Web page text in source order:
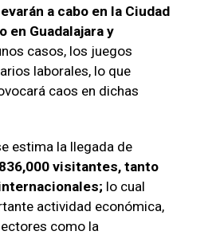
a cabo en la Ciudad
en Guadalajara y
casos, los juegos
laborales, lo que
caos en dichas
estima la llegada de
visitantes, tanto
lo cual
actividad económica,
como la